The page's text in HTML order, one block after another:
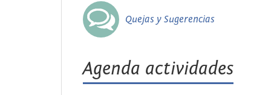
Quejas y Sugerencias
Agenda actividades